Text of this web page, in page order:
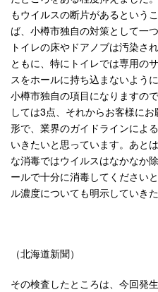
もウイルスの断片があるという
ば、小樽市独自の対策として一
トイレの床やドアノブは汚染さ
ともに、特にトイレでは専用の
スをホールに持ち込まないよう
小樽市独自の項目になりますの
しては3点、それからお客様に
形で、業界のガイドラインによ
いきたいと思っています。あと
な消毒ではウイルスはなかなか
ールで十分に消毒してください
ル濃度についても明示していき
（北海道新聞）
その検査したところは、今回発